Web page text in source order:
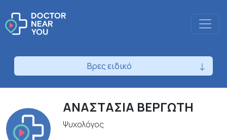
Βρες ειδικό
ΑΝΑΣΤΑΣΙΑ ΒΕΡΓΩΤΗ
Ψυχολόγος